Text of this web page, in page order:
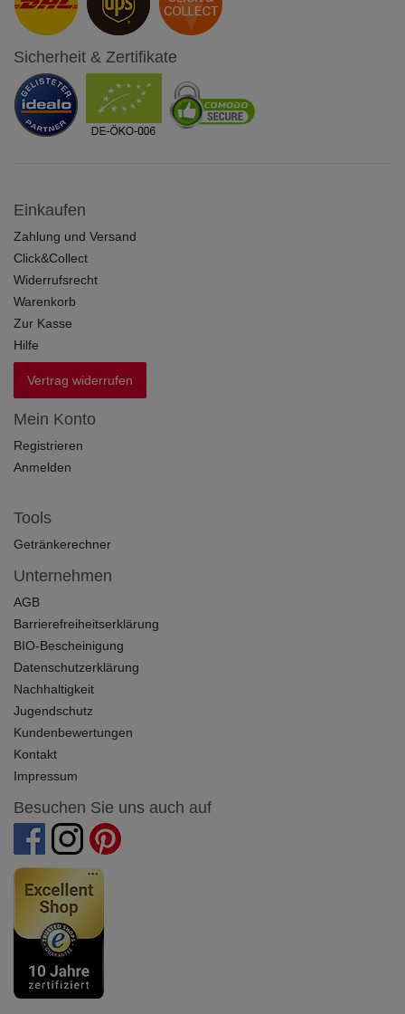
Sicherheit & Zertifikate
Einkaufen
Zahlung und Versand
Click&Collect
Widerrufsrecht
Warenkorb
Zur Kasse
Hilfe
Vertrag widerrufen
Mein Konto
Registrieren
Anmelden
Tools
Getränkerechner
Unternehmen
AGB
Barrierefreiheitserklärung
BIO-Bescheinigung
Datenschutzerklärung
Nachhaltigkeit
Jugendschutz
Kundenbewertungen
Kontakt
Impressum
Besuchen Sie uns auch auf